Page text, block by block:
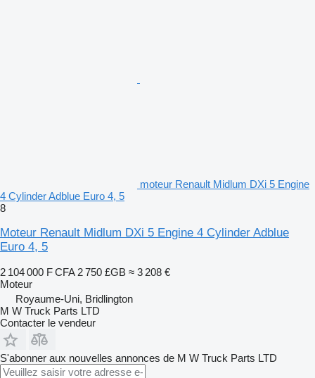
moteur Renault Midlum DXi 5 Engine
4 Cylinder Adblue Euro 4, 5
8
Moteur Renault Midlum DXi 5 Engine 4 Cylinder Adblue
Euro 4, 5
2 104 000 F CFA 2 750 £GB ≈ 3 208 €
Moteur
Royaume-Uni, Bridlington
M W Truck Parts LTD
Contacter le vendeur
S'abonner aux nouvelles annonces de M W Truck Parts LTD